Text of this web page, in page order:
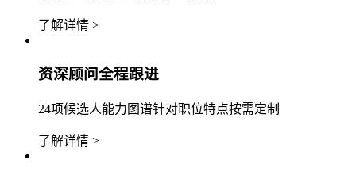
了解详情 >
资深顾问全程跟进
24项候选人能力图谱针对职位特点按需定制
了解详情 >